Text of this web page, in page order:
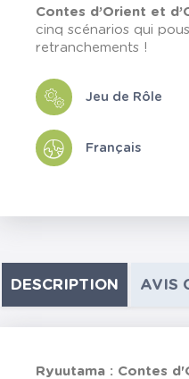
Contes d’Orient et
cinq scénarios qui
retranchements !
Jeu de Rôle
Français
DESCRIPTION AVIS
Ryuutama : Contes